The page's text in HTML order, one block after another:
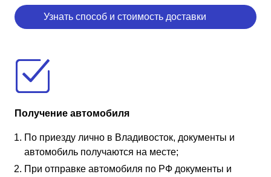
Узнать способ и стоимость доставки
Получение автомобиля
По приезду лично в Владивосток, документы и
автомобиль получаются на месте;
При отправке автомобиля по РФ документы и